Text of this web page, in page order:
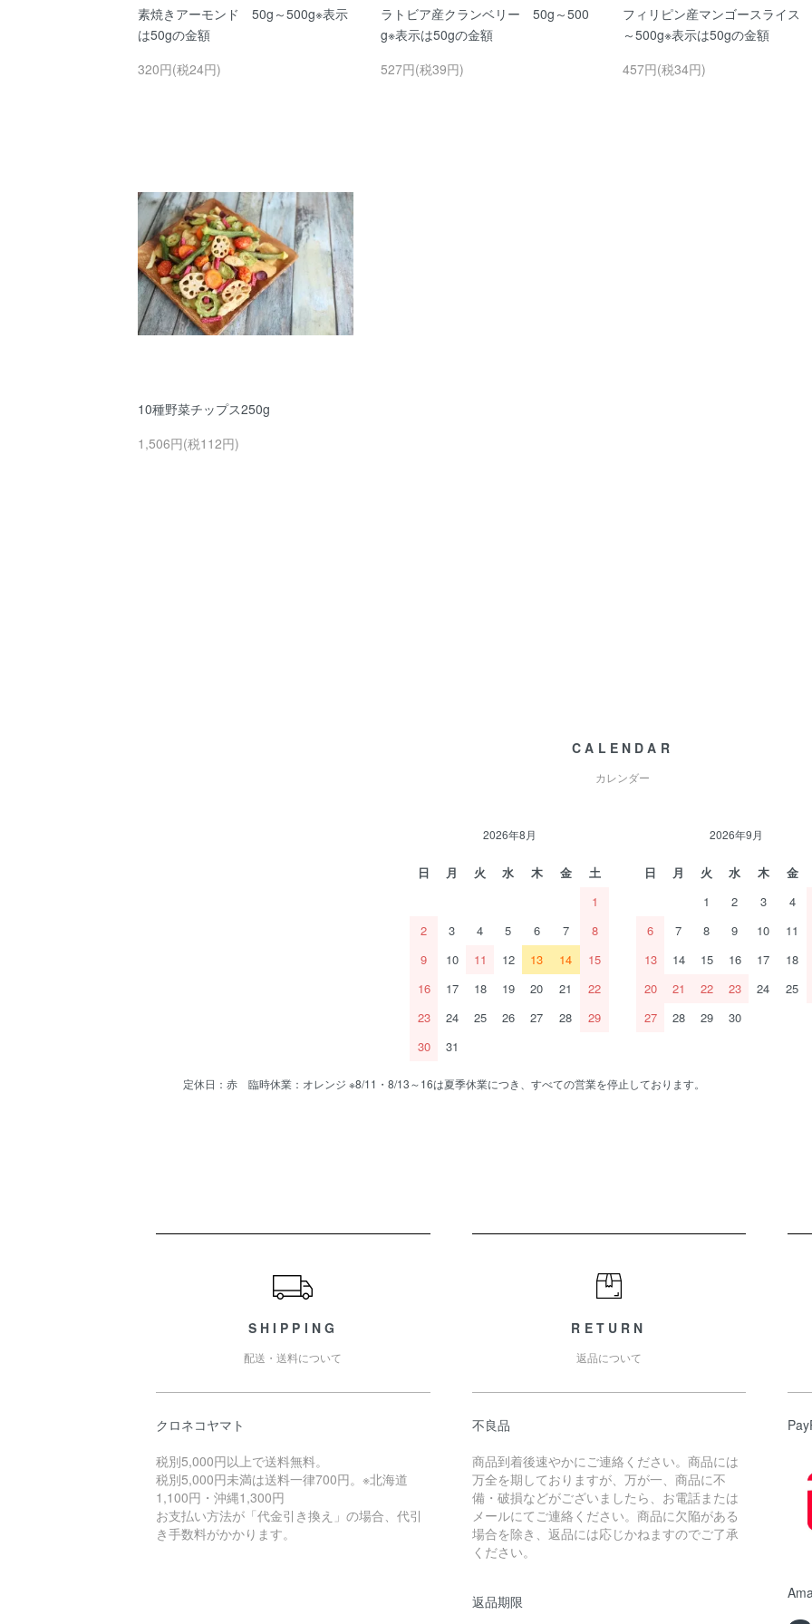
素焼きアーモンド 50g～500g※表示
は50gの金額
320円(税24円)
ラトビア産クランベリー 50g～500
g※表示は50gの金額
527円(税39円)
フィリピン産マンゴースライス
～500g※表示は50gの金額
457円(税34円)
10種野菜チップス250g
1,506円(税112円)
CALENDAR
カレンダー
2026年8月
日 月 火 水 木 金
土
1
2
3 4 5 6 7
8
9
10 11 12 13 14
15
16
17 18 19 20 21
22
23
24 25 26 27 28
29
30
31
2026年9月
日 月 火 水 木 金
1
2 3 4
6
7 8 9 10 11
13
14 15 16 17 18
20
21 22 23 24 25
27
28 29 30
定休日：赤 臨時休業：オレンジ ※8/11・8/13～16は夏季休業につき、すべての営業を停止しております。
SHIPPING
配送・送料について
クロネコヤマト
税別5,000円以上で送料無料。
税別5,000円未満は送料一律700円。※北海道
1,100円・沖縄1,300円
お支払い方法が「代金引き換え」の場合、代引
き手数料がかかります。
RETURN
返品について
不良品
商品到着後速やかにご連絡ください。商品には
万全を期しておりますが、万が一、商品に不
備・破損などがございましたら、お電話または
メールにてご連絡ください。商品に欠陥がある
場合を除き、返品には応じかねますのでご了承
ください。
返品期限